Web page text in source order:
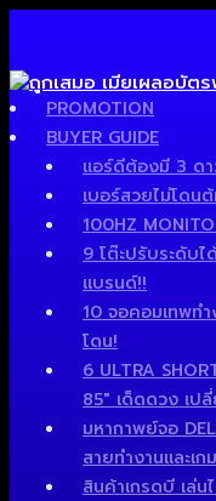
PROMOTION
BUYER GUIDE
แอร์ดีต้องมี 3 ด
เบอร์สวยไม่โดน
100HZ
9 โต๊ะปรับระดับ
แบรนด์!!
10 จอคอมเทพท
โดน!
6 ULTRA
85″ เด็ดดวง เป
มหากาพย์จอ
สายทำงานและเ
สินค้าเกรดบี เล่